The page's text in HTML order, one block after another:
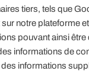
tiers, tels que
notre plateforme
pouvant ainsi
informations de
informations